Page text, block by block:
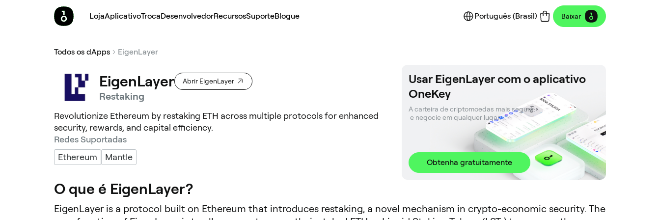
LojaAplicativoTrocaDesenvolvedorRecursosSuporteBlogue Português (Brasil) Baixar
Todos os dApps EigenLayer
EigenLayer Abrir EigenLayer
Restaking
Revolutionize Ethereum by restaking ETH across multiple protocols for enhanced
security, rewards, and capital efficiency.
Redes Suportadas
Ethereum
Mantle
Usar EigenLayer com o aplicativo
OneKey
A carteira de criptomoedas mais segura.
e negocie em qualquer lugar.
Obtenha gratuitamente
O que é EigenLayer?
EigenLayer is a protocol built on Ethereum that introduces restaking, a novel mechanism in crypto-economic security. The